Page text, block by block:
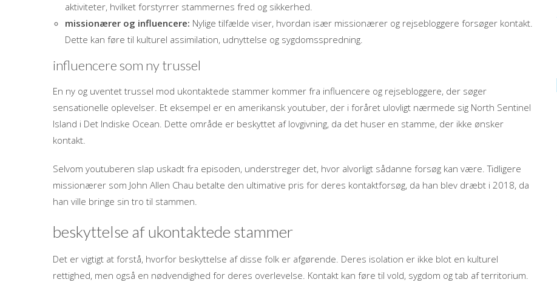
aktiviteter, hvilket forstyrrer stammernes fred og sikkerhed.
missionærer og influencere: Nylige tilfælde viser, hvordan især missionærer og rejsebloggere forsøger kontakt.
Dette kan føre til kulturel assimilation, udnyttelse og sygdomsspredning.
influencere som ny trussel
En ny og uventet trussel mod ukontaktede stammer kommer fra influencere og rejsebloggere, der søger
sensationelle oplevelser. Et eksempel er en amerikansk youtuber, der i foråret ulovligt nærmede sig North Sentinel
Island i Det Indiske Ocean. Dette område er beskyttet af lovgivning, da det huser en stamme, der ikke ønsker
kontakt.
Selvom youtuberen slap uskadt fra episoden, understreger det, hvor alvorligt sådanne forsøg kan være. Tidligere
missionærer som John Allen Chau betalte den ultimative pris for deres kontaktforsøg, da han blev dræbt i 2018, da
han ville bringe sin tro til stammen.
beskyttelse af ukontaktede stammer
Det er vigtigt at forstå, hvorfor beskyttelse af disse folk er afgørende. Deres isolation er ikke blot en kulturel
rettighed, men også en nødvendighed for deres overlevelse. Kontakt kan føre til vold, sygdom og tab af territorium.